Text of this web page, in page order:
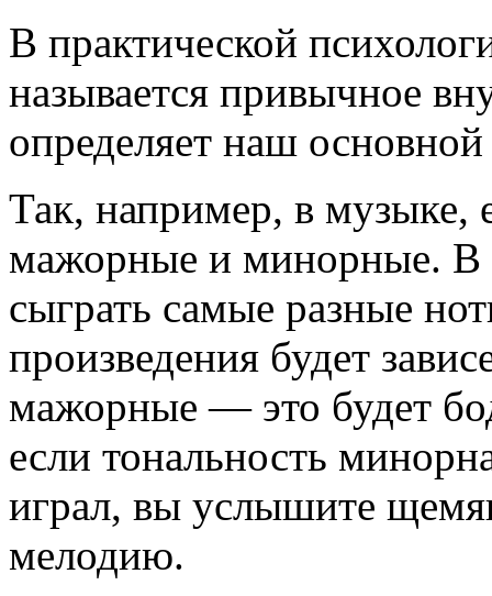
В практической
называется привычное
определяет наш
Так, например, в музыке,
мажорные и минорные. В
сыграть самые разные
произведения будет
мажорные — это будет
если тональность
играл, вы услышите
мелодию.